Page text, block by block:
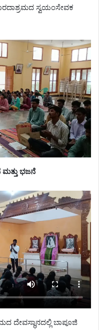
ಸ್ವಯಂಸೇವಕ
ಭಜನೆ
ದೇವಸ್ಥಾನದಲ್ಲಿ ಬಾಪೂಜಿ